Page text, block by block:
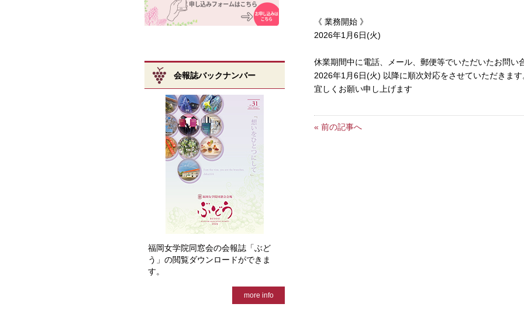
《 業務開始 》
2026年1月6日(火)
休業期間中に電話、メール、郵便等でいただいたお問い
2026年1月6日(火) 以降に順次対応をさせていただきます
宜しくお願い申し上げます
« 前の記事へ
会報誌バックナンバー
福岡女学院同窓会の会報誌「ぶど
う」の閲覧ダウンロードができま
す。
more info